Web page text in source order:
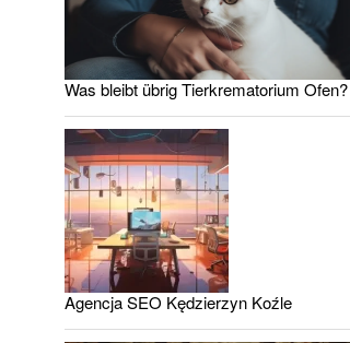
Was bleibt übrig Tierkrematorium Ofen?
Agencja SEO Kędzierzyn Koźle